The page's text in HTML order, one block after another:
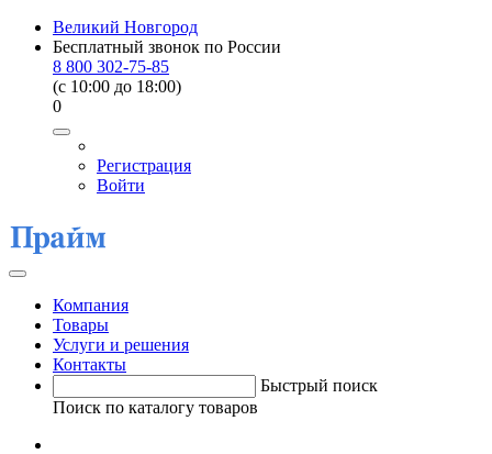
Великий Новгород
Бесплатный звонок по России
8 800 302-75-85
(c 10:00 до 18:00)
0
Регистрация
Войти
Компания
Товары
Услуги и решения
Контакты
Быстрый поиск
Поиск по каталогу товаров